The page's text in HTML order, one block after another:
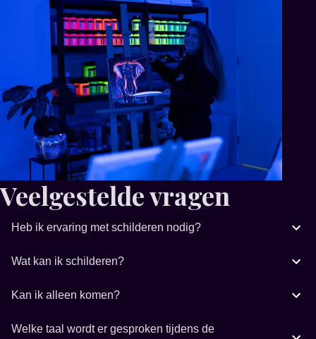
Veelgestelde vragen
Heb ik ervaring met schilderen nodig?
Wat kan ik schilderen?
Kan ik alleen komen?
Welke taal wordt er gesproken tijdens de